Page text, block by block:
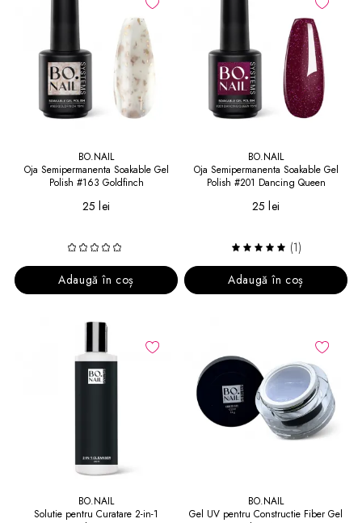
BO.NAIL
Oja Semipermanenta Soakable Gel
Polish #163 Goldfinch
25 lei
Adaugă în coș
BO.NAIL
Oja Semipermanenta Soakable Gel
Polish #201 Dancing Queen
25 lei
(1)
Adaugă în coș
BO.NAIL
Solutie pentru Curatare 2-in-1
BO.NAIL
Gel UV pentru Constructie Fiber Gel